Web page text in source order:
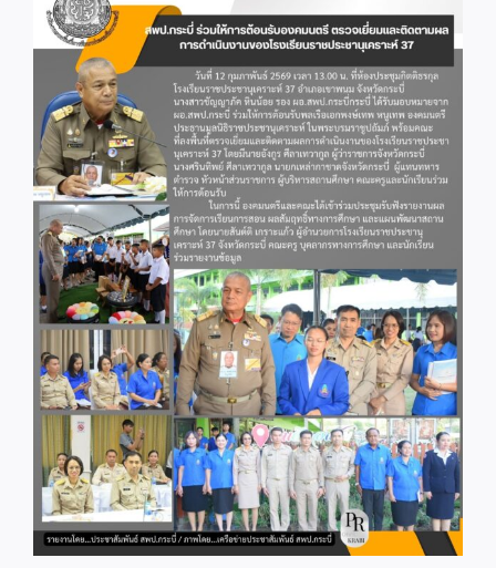
Image